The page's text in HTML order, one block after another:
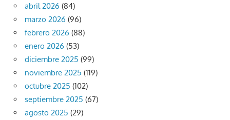
abril 2026 (84)
marzo 2026 (96)
febrero 2026 (88)
enero 2026 (53)
diciembre 2025 (99)
noviembre 2025 (119)
octubre 2025 (102)
septiembre 2025 (67)
agosto 2025 (29)